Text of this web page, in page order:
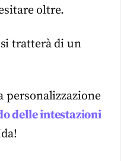
oltre.
tratterà di un
personalizzazione
delle intestazioni